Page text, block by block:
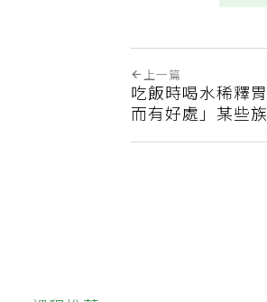
上一篇
吃飯時喝水稀釋
而有好處」某些